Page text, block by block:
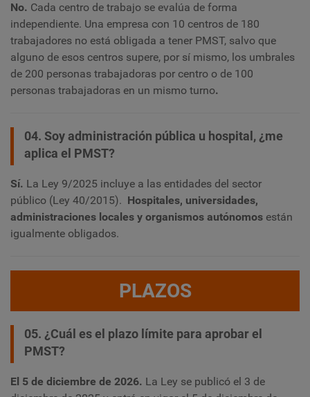
No. Cada centro de trabajo se evalúa de forma
independiente. Una empresa con 10 centros de 180
trabajadores no está obligada a tener PMST, salvo que
alguno de esos centros supere, por sí mismo, los umbrales
de 200 personas trabajadoras por centro o de 100
personas trabajadoras en un mismo turno.
04. Soy administración pública u hospital, ¿me
aplica el PMST?
Sí. La Ley 9/2025 incluye a las entidades del sector
público (Ley 40/2015). Hospitales, universidades,
administraciones locales y organismos autónomos están
igualmente obligados.
PLAZOS
05. ¿Cuál es el plazo límite para aprobar el
PMST?
El 5 de diciembre de 2026. La Ley se publicó el 3 de